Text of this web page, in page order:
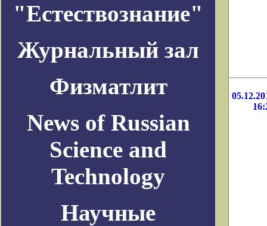
"Естествознание"
Журнальный зал
Физматлит
News of Russian
Science and
Technology
Научные